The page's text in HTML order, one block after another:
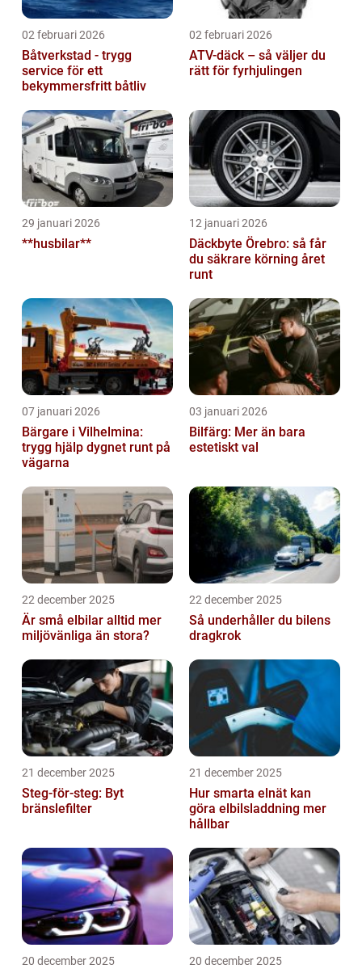
02 februari 2026
Båtverkstad - trygg
service för ett
bekymmersfritt båtliv
02 februari 2026
ATV-däck – så väljer du
rätt för fyrhjulingen
29 januari 2026
**husbilar**
12 januari 2026
Däckbyte Örebro: så får
du säkrare körning året
runt
07 januari 2026
Bärgare i Vilhelmina:
trygg hjälp dygnet runt på
vägarna
03 januari 2026
Bilfärg: Mer än bara
estetiskt val
22 december 2025
Är små elbilar alltid mer
miljövänliga än stora?
22 december 2025
Så underhåller du bilens
dragkrok
21 december 2025
Steg-för-steg: Byt
bränslefilter
21 december 2025
Hur smarta elnät kan
göra elbilsladdning mer
hållbar
20 december 2025 20 december 2025